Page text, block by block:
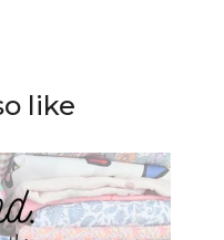
like